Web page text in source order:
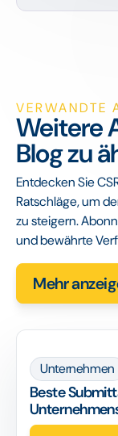
VERWANDTE
Weitere
Blog zu
Entdecken Sie
Ratschläge, um
zu steigern.
und bewährte
Mehr
Unternehmen
Beste